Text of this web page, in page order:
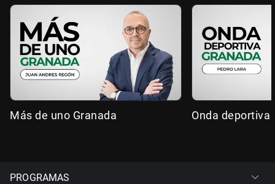
Más de uno Granada Onda deportiva
PROGRAMAS